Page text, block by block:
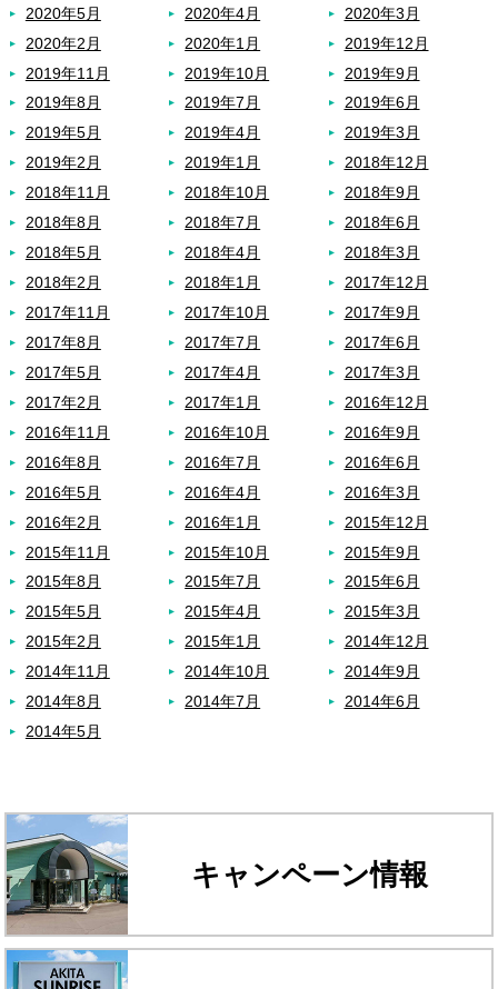
2020年5月
2020年4月
2020年3月
2020年2月
2020年1月
2019年12月
2019年11月
2019年10月
2019年9月
2019年8月
2019年7月
2019年6月
2019年5月
2019年4月
2019年3月
2019年2月
2019年1月
2018年12月
2018年11月
2018年10月
2018年9月
2018年8月
2018年7月
2018年6月
2018年5月
2018年4月
2018年3月
2018年2月
2018年1月
2017年12月
2017年11月
2017年10月
2017年9月
2017年8月
2017年7月
2017年6月
2017年5月
2017年4月
2017年3月
2017年2月
2017年1月
2016年12月
2016年11月
2016年10月
2016年9月
2016年8月
2016年7月
2016年6月
2016年5月
2016年4月
2016年3月
2016年2月
2016年1月
2015年12月
2015年11月
2015年10月
2015年9月
2015年8月
2015年7月
2015年6月
2015年5月
2015年4月
2015年3月
2015年2月
2015年1月
2014年12月
2014年11月
2014年10月
2014年9月
2014年8月
2014年7月
2014年6月
2014年5月
キャンペーン情報